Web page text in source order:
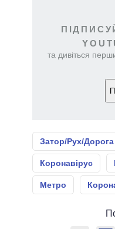
та дивіться
Затор/Рух/Дорога
Коронавірус
Метро